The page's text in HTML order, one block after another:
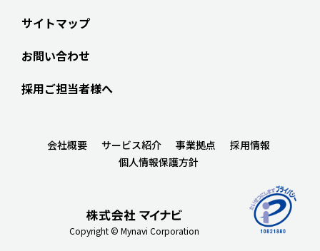
サイトマップ
お問い合わせ
採用ご担当者様へ
Copyright © Mynavi Corporation
会社概要 サービス紹介 事業拠点
採用情報
個人情報保護方針